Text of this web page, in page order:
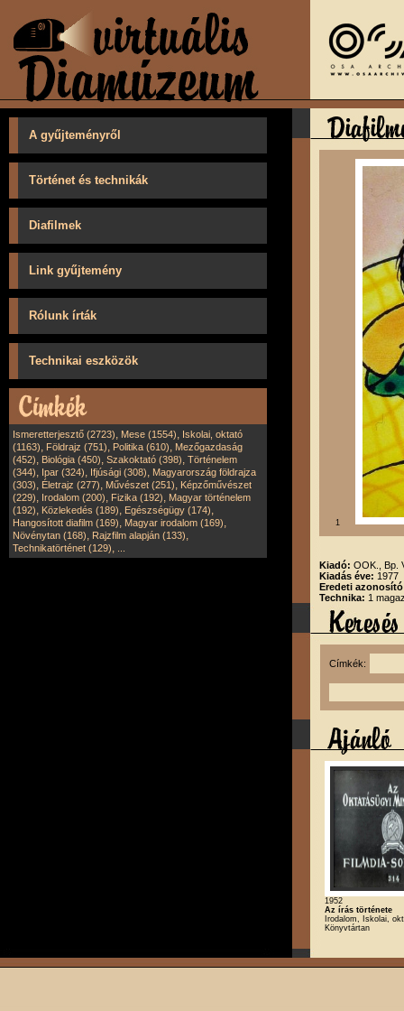
A gyűjteményről
Történet és technikák
Diafilmek
Link gyűjtemény
Rólunk írták
Technikai eszközök
Ismeretterjesztő (2723), Mese (1554), Iskolai, oktató
(1163), Földrajz (751), Politika (610), Mezőgazdaság
(452), Biológia (450), Szakoktató (398), Történelem
(344), Ipar (324), Ifjúsági (308), Magyarország földrajza
(303), Életrajz (277), Művészet (251), Képzőművészet
(229), Irodalom (200), Fizika (192), Magyar történelem
(192), Közlekedés (189), Egészségügy (174),
Hangosított diafilm (169), Magyar irodalom (169),
Növénytan (168), Rajzfilm alapján (133),
Technikatörténet (129),
1
Kiadó: OOK., Bp.
Kiadás éve: 1977
Eredeti
Technika: 1
Címkék:
1952
Az írás története
Irodalom, Iskolai,
Könyvtártan